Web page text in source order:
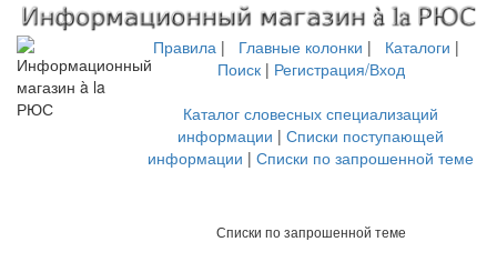
Правила | Главные колонки | Каталоги |
Поиск| Регистрация/Вход
Каталог словесных специализаций
информации | Списки поступающей
информации | Списки по запрошенной теме
Списки по запрошенной теме